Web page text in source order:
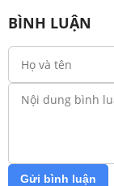
BÌNH LUẬN
Gửi bình luận